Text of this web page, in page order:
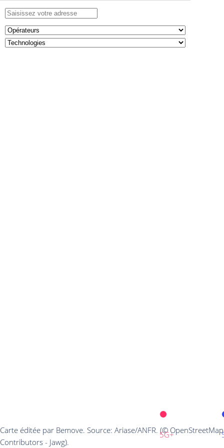
5G+
Carte éditée par Bemove. Source: Ariase/ANFR. (© OpenStreetMap
Contributors - Jawg).